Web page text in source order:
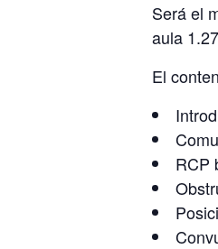
Será el
aula
El
RCP